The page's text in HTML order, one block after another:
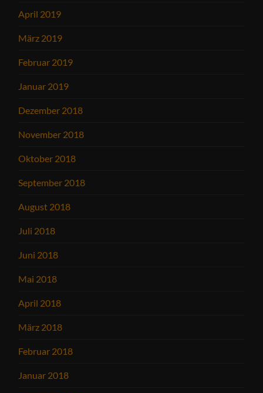
April 2019
März 2019
Februar 2019
Januar 2019
Dezember 2018
November 2018
Oktober 2018
September 2018
August 2018
Juli 2018
Juni 2018
Mai 2018
April 2018
März 2018
Februar 2018
Januar 2018